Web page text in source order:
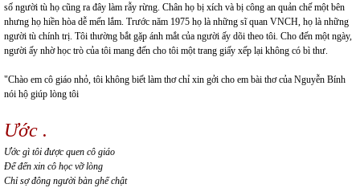
số người tù họ cũng ra đây làm rẫy rừng. Chân họ bị xích và bị công an quản chế một bên
nhưng họ hiền hòa dễ mến lắm. Trước năm 1975 họ là những sĩ quan VNCH, họ là những
người tù chính trị. Tôi thường bắt gặp ánh mắt của người ấy dõi theo tôi. Cho đến một ngày,
người ấy nhờ học trò của tôi mang đến cho tôi một trang giấy xếp lại không có bì thư.
"Chào em cô giáo nhỏ, tôi không biết làm thơ chỉ xin gởi cho em bài thơ của Nguyễn Bính
nói hộ giúp lòng tôi
Ước .
Ước gì tôi được quen cô giáo
Để đến xin cô học vỡ lòng
Chỉ sợ đông người bàn ghế chật